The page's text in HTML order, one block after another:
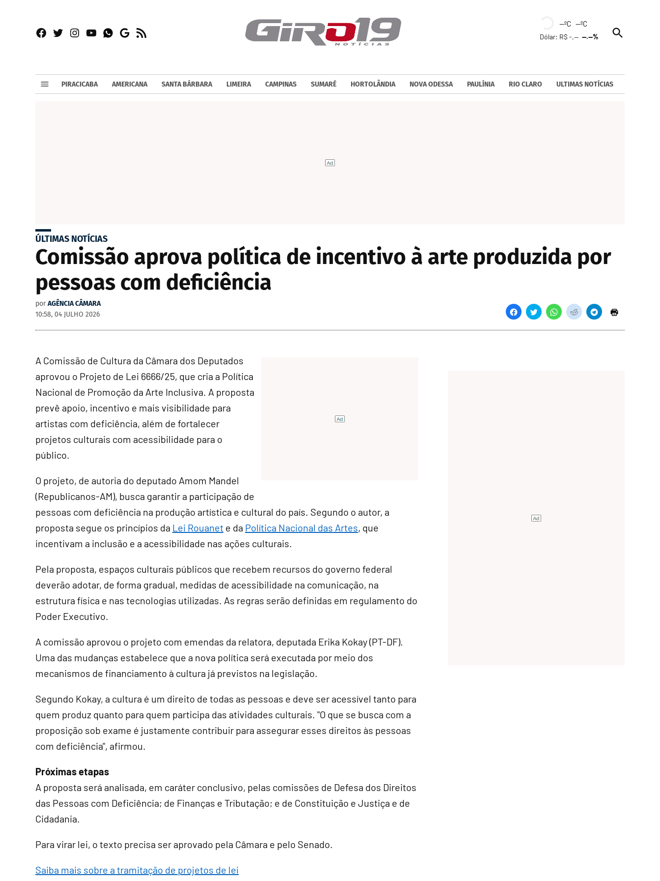
Facebook
TwitterInstagram
YouTubeWhatsapp
Google
RSS
--ºC --ºC
Dólar: R$ -,----.--%
Open
Search
PIRACICABA AMERICANA SANTA BÁRBARA LIMEIRA CAMPINAS SUMARÉ HORTOLÂNDIA NOVA ODESSA PAULÍNIA RIO CLARO ULTIMAS NOTÍCIAS
ÚLTIMAS NOTÍCIAS
Comissão aprova política de incentivo à arte produzida por
pessoas com deficiência
por AGÊNCIA CÂMARA
10:58, 04 JULHO 2026
A Comissão de Cultura da Câmara dos Deputados
aprovou o Projeto de Lei 6666/25, que cria a Política
Nacional de Promoção da Arte Inclusiva. A proposta
prevê apoio, incentivo e mais visibilidade para
artistas com deficiência, além de fortalecer
projetos culturais com acessibilidade para o
público.
O projeto, de autoria do deputado Amom Mandel
(Republicanos-AM), busca garantir a participação de
pessoas com deficiência na produção artística e cultural do país. Segundo o autor, a
proposta segue os princípios da Lei Rouanet e da Política Nacional das Artes, que
incentivam a inclusão e a acessibilidade nas ações culturais.
Pela proposta, espaços culturais públicos que recebem recursos do governo federal
deverão adotar, de forma gradual, medidas de acessibilidade na comunicação, na
estrutura física e nas tecnologias utilizadas. As regras serão definidas em regulamento do
Poder Executivo.
A comissão aprovou o projeto com emendas da relatora, deputada Erika Kokay (PT-DF).
Uma das mudanças estabelece que a nova política será executada por meio dos
mecanismos de financiamento à cultura já previstos na legislação.
Segundo Kokay, a cultura é um direito de todas as pessoas e deve ser acessível tanto para
quem produz quanto para quem participa das atividades culturais. "O que se busca com a
proposição sob exame é justamente contribuir para assegurar esses direitos às pessoas
com deficiência", afirmou.
Próximas etapas
A proposta será analisada, em caráter conclusivo, pelas comissões de Defesa dos Direitos
das Pessoas com Deficiência; de Finanças e Tributação; e de Constituição e Justiça e de
Cidadania.
Para virar lei, o texto precisa ser aprovado pela Câmara e pelo Senado.
Saiba mais sobre a tramitação de projetos de lei